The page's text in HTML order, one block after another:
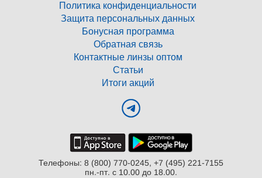
Политика конфиденциальности
Защита персональных данных
Бонусная программа
Обратная связь
Контактные линзы оптом
Статьи
Итоги акций
Телефоны: 8 (800) 770-0245, +7 (495) 221-7155
пн.-пт. с 10.00 до 18.00.